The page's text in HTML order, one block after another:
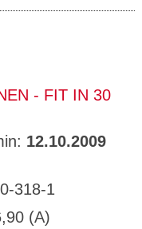
- FIT IN 30
12.10.2009
318-1
(A)